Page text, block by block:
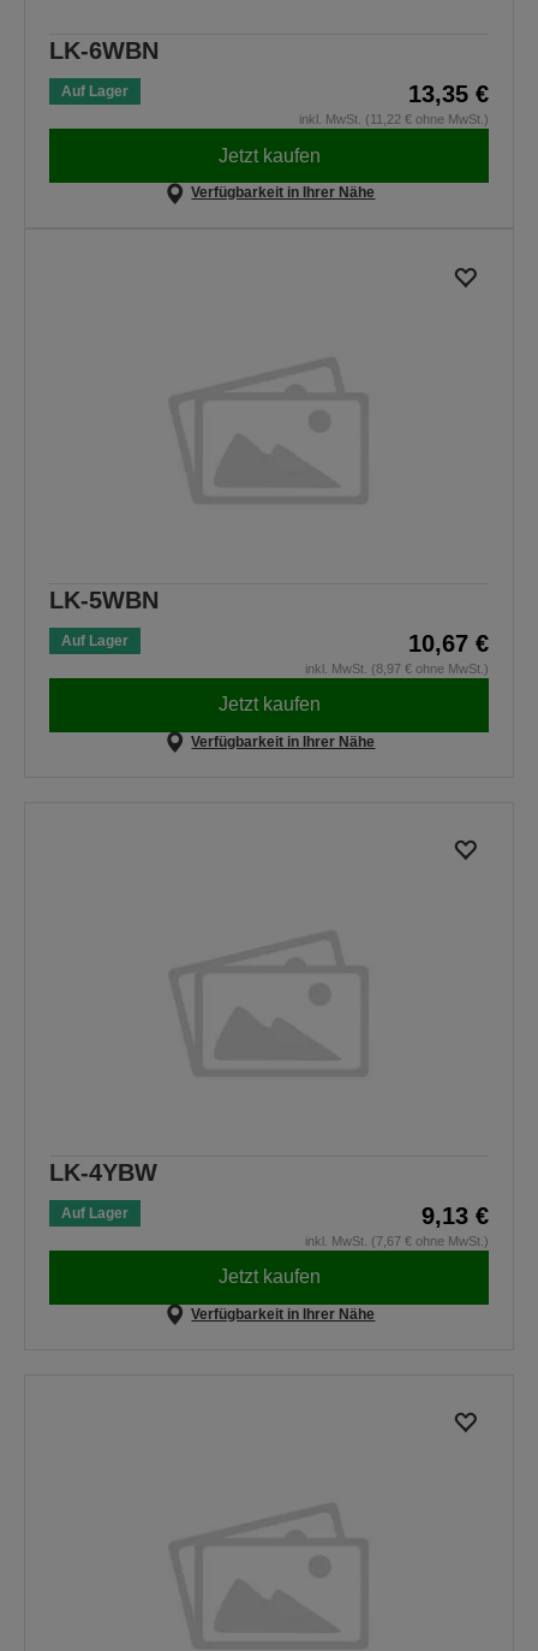
LK-6WBN
Auf Lager 13,35 €
inkl. MwSt. (11,22 € ohne MwSt.)
Jetzt kaufen
Verfügbarkeit in Ihrer Nähe
LK-5WBN
Auf Lager 10,67 €
inkl. MwSt. (8,97 € ohne MwSt.)
Jetzt kaufen
Verfügbarkeit in Ihrer Nähe
LK-4YBW
Auf Lager 9,13 €
inkl. MwSt. (7,67 € ohne MwSt.)
Jetzt kaufen
Verfügbarkeit in Ihrer Nähe